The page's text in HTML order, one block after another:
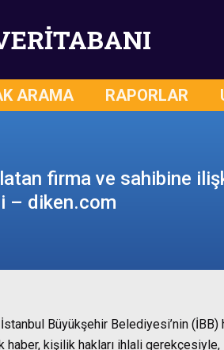
ARAMA RAPORLAR
firma ve sahibine
– diken.com
Büyükşehir Belediyesi’nin
haber, kişilik hakları ihlali